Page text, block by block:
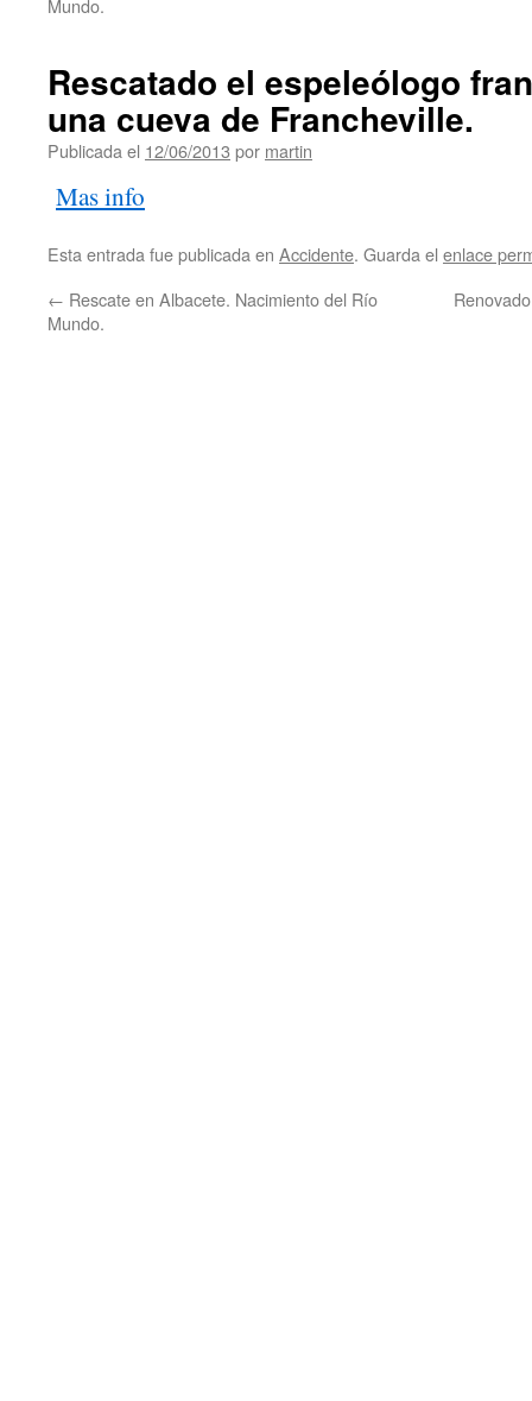
Mundo.
Rescatado el espeleólogo
una cueva de Francheville.
Publicada el 12/06/2013 por martin
Mas info
Esta entrada fue publicada en Accidente. Guarda el enlace
← Rescate en Albacete. Nacimiento del Río
Mundo.